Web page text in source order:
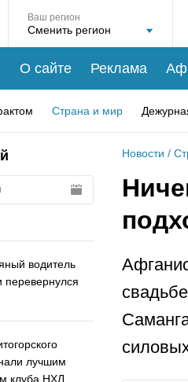
Ваш регион
О сайте Реклама
Страна и мир
водитель
перевернулся
лучшим
клуба НХЛ
Новости /